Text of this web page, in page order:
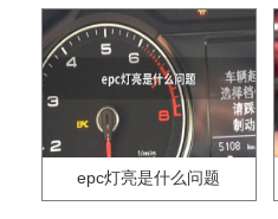
epc灯亮是什么问题